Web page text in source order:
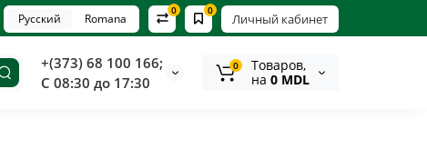
Личный кабинет
0
0
Русский Romana
+(373) 68 100 166;
С 08:30 до 17:30
0
Tоваров,
на 0 MDL